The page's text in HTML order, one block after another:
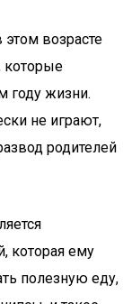
возрасте
которые
году жизни.
не играют,
родителей
которая ему
полезную еду,